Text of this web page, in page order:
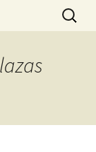
Buscar: